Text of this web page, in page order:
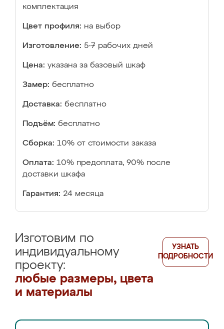
комплектация
Цвет профиля: на выбор
Изготовление: 5-7 рабочих дней
Цена: указана за базовый шкаф
Замер: бесплатно
Доставка: бесплатно
Подъём: бесплатно
Сборка: 10% от стоимости заказа
Оплата: 10% предоплата, 90% после
доставки шкафа
Гарантия: 24 месяца
Изготовим по
индивидуальному
проекту:
любые размеры, цвета
и материалы
УЗНАТЬ
ПОДРОБНОСТИ